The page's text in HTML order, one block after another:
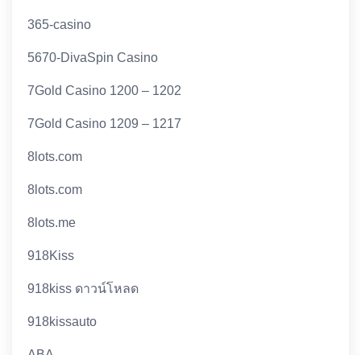
365-casino
5670-DivaSpin Casino
7Gold Casino 1200 – 1202
7Gold Casino 1209 – 1217
8lots.com
8lots.com
8lots.me
918Kiss
918kiss ดาวน์โหลด
918kissauto